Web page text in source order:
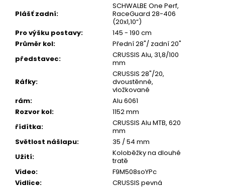
Plášť zadní:
SCHWALBE One Perf,
RaceGuard 28-406
(20x1,10“)
Pro výšku postavy:
145 - 190 cm
Průměr kol:
Přední 28"/ zadní 20"
představec:
CRUSSIS Alu, 31,8/100
mm
Ráfky:
CRUSSIS 28"/20,
dvoustěnné,
vložkované
rám:
Alu 6061
Rozvor kol:
1152 mm
řídítka:
CRUSSIS Alu MTB, 620
mm
Světlost nášlapu:
35 / 54 mm
Užití:
Koloběžky na dlouhé
tratě
Video:
F9M508soYPc
Vidlice:
CRUSSIS pevná